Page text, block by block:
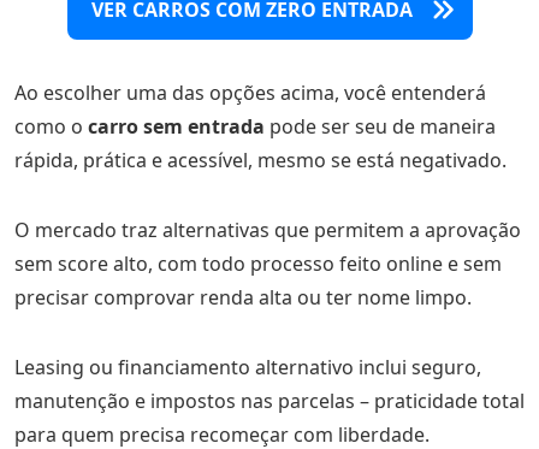
VER CARROS COM ZERO ENTRADA
Ao escolher uma das opções acima, você entenderá
como o carro sem entrada pode ser seu de maneira
rápida, prática e acessível, mesmo se está negativado.
O mercado traz alternativas que permitem a aprovação
sem score alto, com todo processo feito online e sem
precisar comprovar renda alta ou ter nome limpo.
Leasing ou financiamento alternativo inclui seguro,
manutenção e impostos nas parcelas – praticidade total
para quem precisa recomeçar com liberdade.